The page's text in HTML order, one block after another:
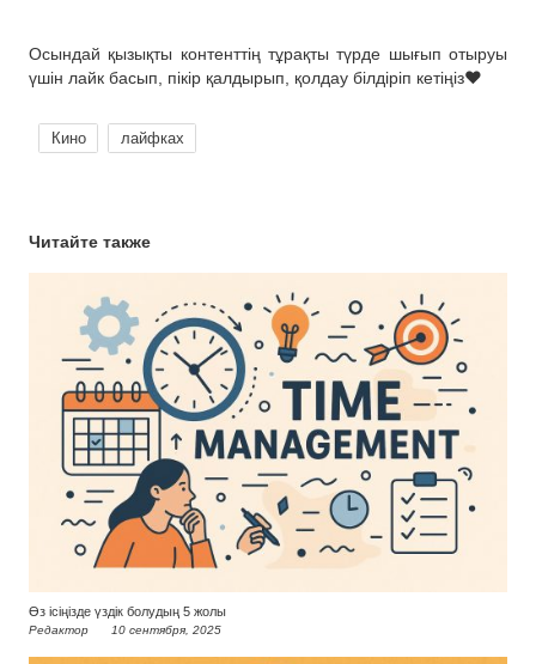
Осындай қызықты контенттің тұрақты түрде шығып отыруы
үшін лайк басып, пікір қалдырып, қолдау білдіріп кетіңіз❤
Кино лайфках
Читайте также
Өз ісіңізде үздік болудың 5 жолы
Редактор 10 сентября, 2025